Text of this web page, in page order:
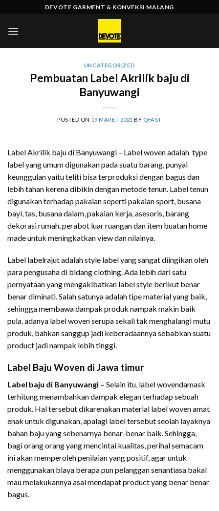
content
DEVOTE GARMENT & KONVEKSI MALANG
UNCATEGORIZED
Pembuatan Label Akrilik baju di
Banyuwangi
POSTED ON 19 MARET 2021 BY QFAST
Label Akrilik baju di Banyuwangi – Label woven adalah type
label yang umum digunakan pada suatu barang, punyai
keunggulan yaitu teliti bisa terproduksi dengan bagus dan
lebih tahan kerena dibikin dengan metode tenun. Label tenun
digunakan terhadap pakaian seperti pakaian sport, busana
bayi, tas, busana dalam, pakaian kerja, asesoris, barang
dekorasi rumah, perabot luar ruangan dan item buatan home
made untuk meningkatkan view dan nilainya.
Label labelrajut adalah style label yang sangat diingikan oleh
para pengusaha di bidang clothing. Ada lebih dari satu
pernyataan yang mengakibatkan label style berikut benar
benar diminati. Salah satunya adalah tipe material yang baik,
sehingga membawa dampak produk nampak makin baik
pula. adanya label woven serupa sekali tak menghalangi mutu
produk, bahkan sanggup jadi keberadaannya sebabkan suatu
product jadi nampak lebih tinggi.
Label Baju Woven di Jawa timur
Label baju di Banyuwangi – Selain itu, label wovendamask
terhitung menambahkan dampak elegan terhadap sebuah
produk. Hal tersebut dikarenakan material label woven amat
enak untuk digunakan, apalagi label tersebut seolah layaknya
bahan baju yang sebenarnya benar-benar baik. Sehingga,
bagi orang orang yang mencintai kualitas, perihal semacam
ini akan memperoleh penilaian yang positif, agar untuk
menggunakan biaya berapa pun pelanggan senantiasa bakal
mau melakukannya asal mendapat product yang benar benar
bagus.